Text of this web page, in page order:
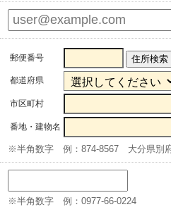
郵便番号 住所検索
都道府県
市区町村
番地・建物名
※半角数字 例：874-8567 大分県別
※半角数字 例：0977-66-0224